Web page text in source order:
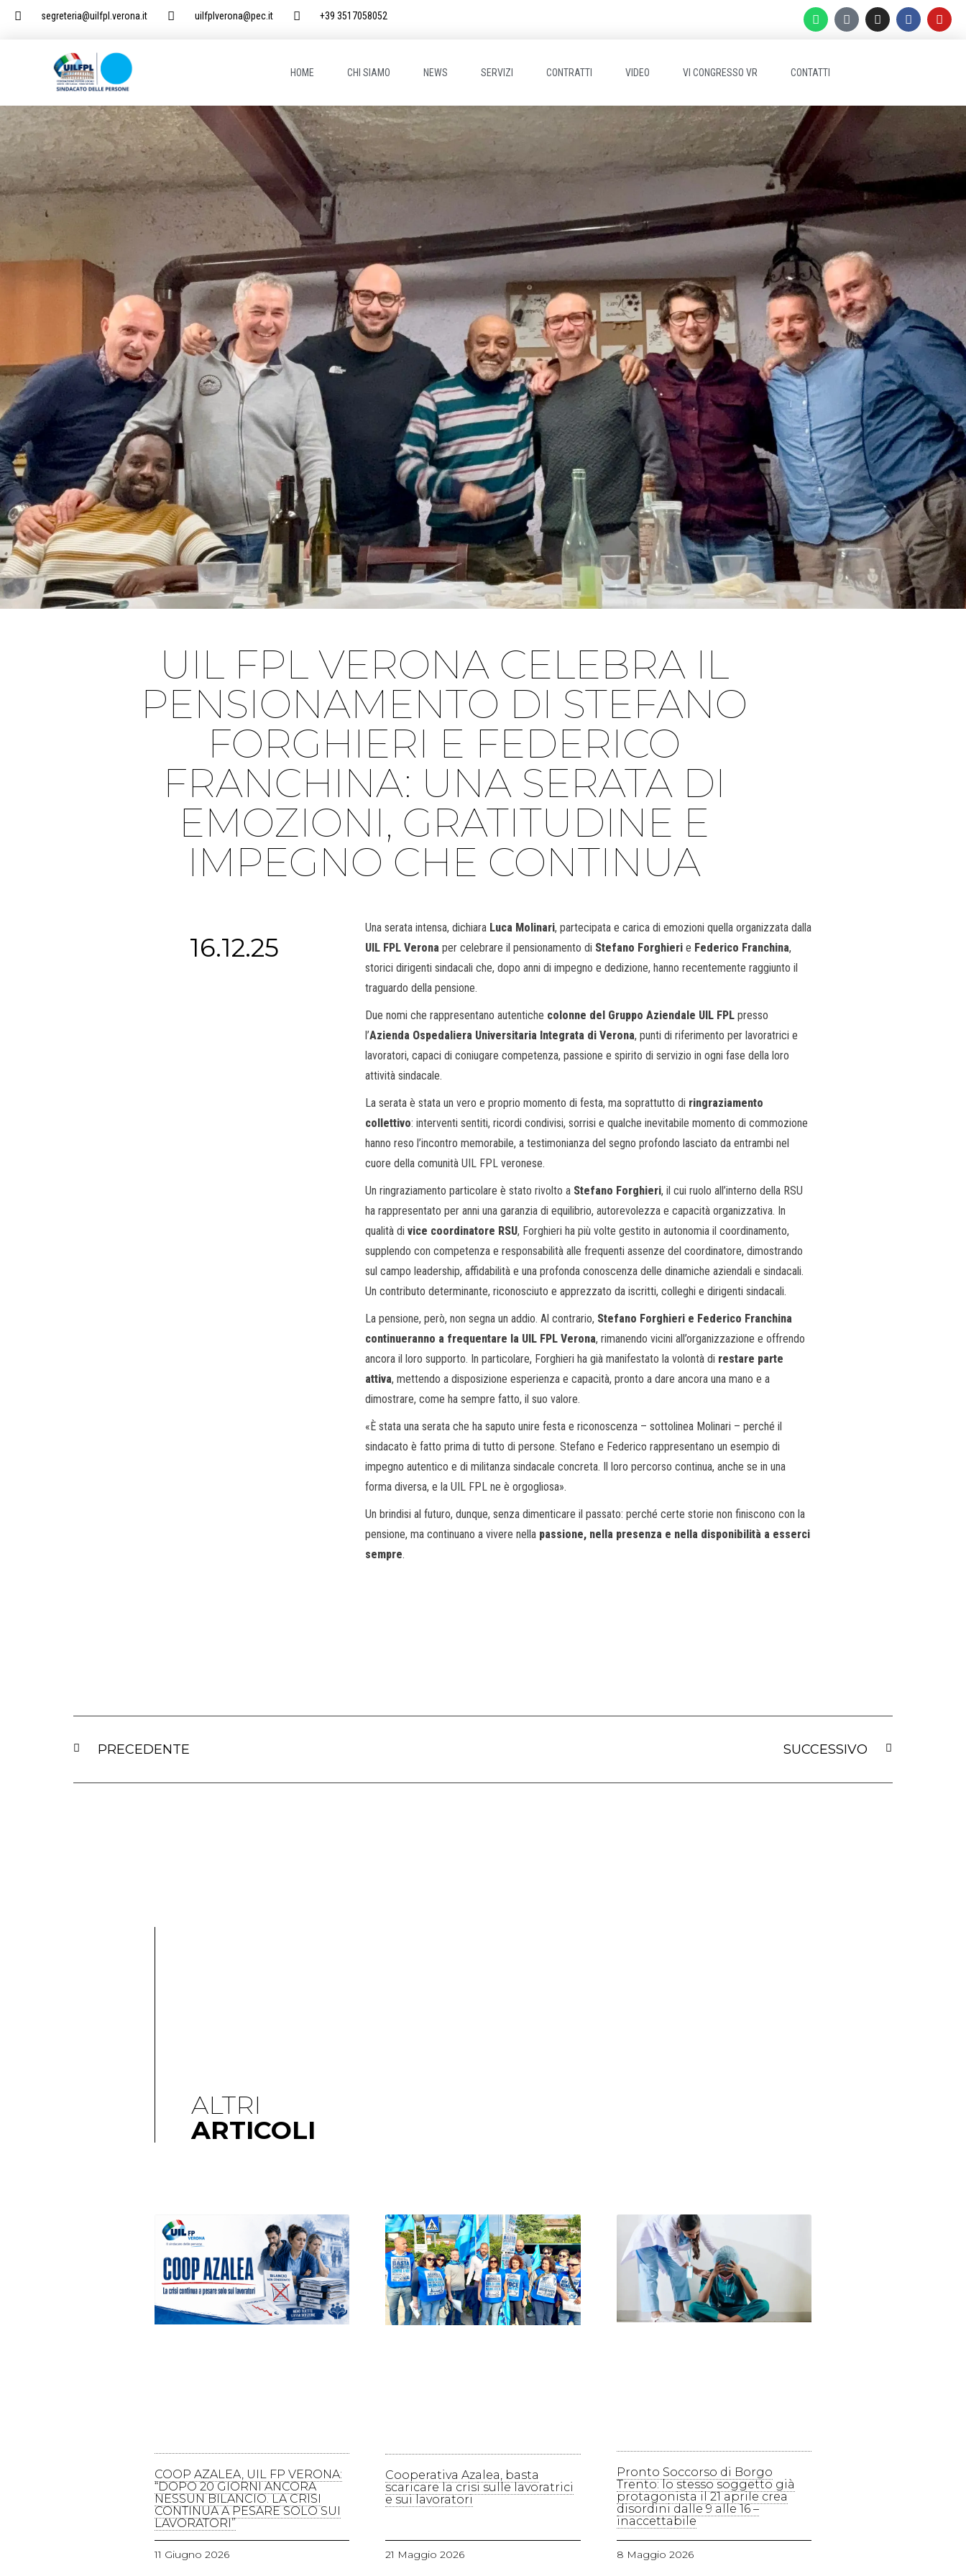
segreteria@uilfpl.verona.it uilfplverona@pec.it +39 3517058052
HOME CHI SIAMO NEWS SERVIZI CONTRATTI VIDEO VI CONGRESSO VR CONTATTI
UIL FPL VERONA CELEBRA IL
PENSIONAMENTO DI STEFANO
FORGHIERI E FEDERICO
FRANCHINA: UNA SERATA DI
EMOZIONI, GRATITUDINE E
IMPEGNO CHE CONTINUA
16.12.25
Una serata intensa, dichiaraLuca Molinari, partecipata e carica di emozioni quella organizzata dalla
UIL FPL Verona per celebrare il pensionamento di Stefano Forghierie Federico Franchina,
storici dirigenti sindacali che, dopo anni di impegno e dedizione, hanno recentemente raggiunto il
traguardo della pensione.
Due nomi che rappresentano autentiche colonne del Gruppo Aziendale UIL FPLpresso
l’Azienda Ospedaliera Universitaria Integrata di Verona, punti di riferimento per lavoratrici e
lavoratori, capaci di coniugare competenza, passione e spirito di servizio in ogni fase della loro
attività sindacale.
La serata è stata un vero e proprio momento di festa, ma soprattutto di ringraziamento
collettivo: interventi sentiti, ricordi condivisi, sorrisi e qualche inevitabile momento di commozione
hanno reso l’incontro memorabile, a testimonianza del segno profondo lasciato da entrambi nel
cuore della comunità UIL FPL veronese.
Un ringraziamento particolare è stato rivolto a Stefano Forghieri, il cui ruolo all’interno della RSU
ha rappresentato per anni una garanzia di equilibrio, autorevolezza e capacità organizzativa. In
qualità di vice coordinatore RSU, Forghieri ha più volte gestito in autonomia il coordinamento,
supplendo con competenza e responsabilità alle frequenti assenze del coordinatore, dimostrando
sul campo leadership, affidabilità e una profonda conoscenza delle dinamiche aziendali e sindacali.
Un contributo determinante, riconosciuto e apprezzato da iscritti, colleghi e dirigenti sindacali.
La pensione, però, non segna un addio. Al contrario, Stefano Forghieri e Federico Franchina
continueranno a frequentare la UIL FPL Verona, rimanendo vicini all’organizzazione e offrendo
ancora il loro supporto. In particolare, Forghieri ha già manifestato la volontà di restare parte
attiva, mettendo a disposizione esperienza e capacità, pronto a dare ancora una mano e a
dimostrare, come ha sempre fatto, il suo valore.
«È stata una serata che ha saputo unire festa e riconoscenza – sottolinea Molinari – perché il
sindacato è fatto prima di tutto di persone. Stefano e Federico rappresentano un esempio di
impegno autentico e di militanza sindacale concreta. Il loro percorso continua, anche se in una
forma diversa, e la UIL FPL ne è orgogliosa».
Un brindisi al futuro, dunque, senza dimenticare il passato: perché certe storie non finiscono con la
pensione, ma continuano a vivere nella passione, nella presenza e nella disponibilità a esserci
sempre.
PRECEDENTE SUCCESSIVO
ALTRI
ARTICOLI
COOP AZALEA, UIL FP VERONA:
“DOPO 20 GIORNI ANCORA
NESSUN BILANCIO. LA CRISI
CONTINUA A PESARE SOLO SUI
LAVORATORI”
11 Giugno 2026
Cooperativa Azalea, basta
scaricare la crisi sulle lavoratrici
e sui lavoratori
21 Maggio 2026
Pronto Soccorso di Borgo
Trento: lo stesso soggetto già
protagonista il 21 aprile crea
disordini dalle 9 alle 16 –
inaccettabile
8 Maggio 2026